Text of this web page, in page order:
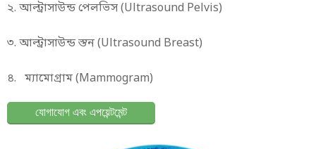
২. আল্ট্রাসাউন্ড পেলভিস (Ultrasound Pelvis)
৩. আল্ট্রাসাউন্ড স্তন (Ultrasound Breast)
৪. ম্যামোগ্রাম (Mammogram)
যোগাযোগ এবং এপয়েন্টমেন্ট